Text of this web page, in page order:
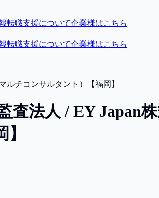
転職支援について企業様はこちら
転職支援について企業様はこちら
チコンサルタント）【福岡】
査法人 / EY Japan